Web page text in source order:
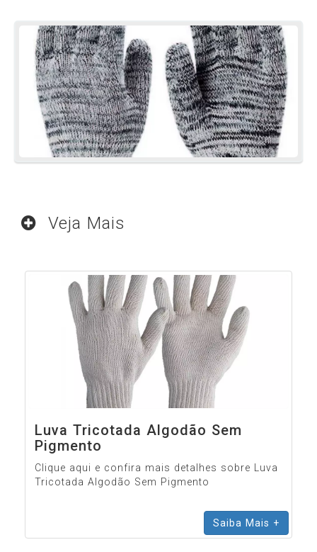
Veja Mais
Luva Tricotada Algodão Sem
Pigmento
Clique aqui e confira mais detalhes sobre Luva
Tricotada Algodão Sem Pigmento
Saiba Mais +